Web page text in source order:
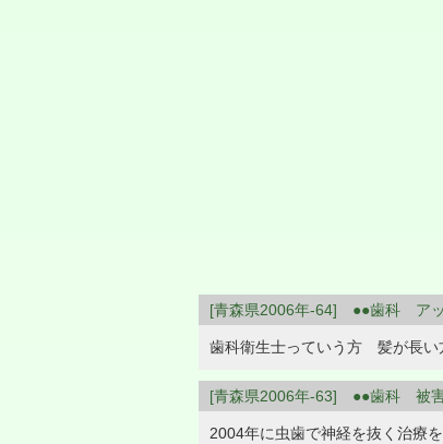
[青森県2006年-64] ●●歯科 ア
歯科衛生士っていう方 髪が長い
[青森県2006年-63] ●●歯科 被
2004年に虫歯で神経を抜く治療を